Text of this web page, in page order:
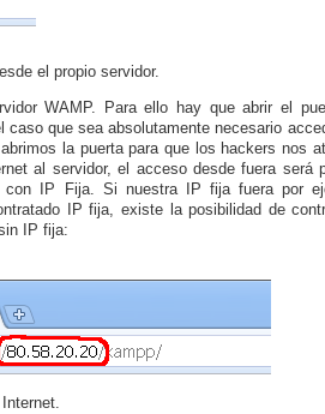
el propio servidor.
WAMP. Para ello hay que abrir el
que sea absolutamente necesario
la puerta para que los hackers nos
al servidor, el acceso desde fuera será
IP Fija. Si nuestra IP fija fuera por
IP fija, existe la posibilidad de
IP fija: